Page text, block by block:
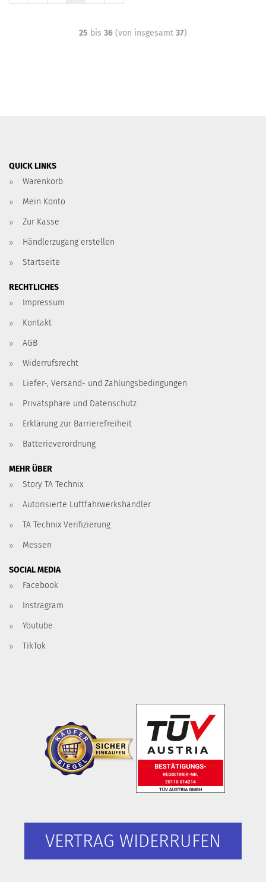
25 bis 36 (von insgesamt 37)
QUICK LINKS
Warenkorb
Mein Konto
Zur Kasse
Händlerzugang erstellen
Startseite
RECHTLICHES
Impressum
Kontakt
AGB
Widerrufsrecht
Liefer-, Versand- und Zahlungsbedingungen
Privatsphäre und Datenschutz
Erklärung zur Barrierefreiheit
Batterieverordnung
MEHR ÜBER
Story TA Technix
Autorisierte Luftfahrwerkshändler
TA Technix Verifizierung
Messen
SOCIAL MEDIA
Facebook
Instragram
Youtube
TikTok
VERTRAG WIDERRUFEN